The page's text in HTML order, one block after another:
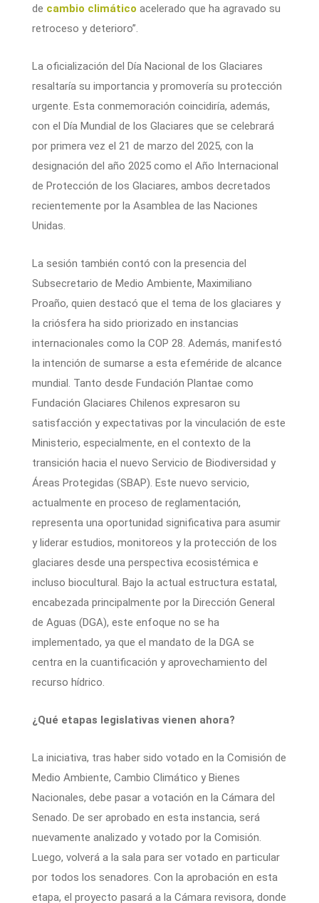
de cambio climático acelerado que ha agravado su
retroceso y deterioro”.
La oficialización del Día Nacional de los Glaciares
resaltaría su importancia y promovería su protección
urgente. Esta conmemoración coincidiría, además,
con el Día Mundial de los Glaciares que se celebrará
por primera vez el 21 de marzo del 2025, con la
designación del año 2025 como el Año Internacional
de Protección de los Glaciares, ambos decretados
recientemente por la Asamblea de las Naciones
Unidas.
La sesión también contó con la presencia del
Subsecretario de Medio Ambiente, Maximiliano
Proaño, quien destacó que el tema de los glaciares y
la criósfera ha sido priorizado en instancias
internacionales como la COP 28. Además, manifestó
la intención de sumarse a esta efeméride de alcance
mundial. Tanto desde Fundación Plantae como
Fundación Glaciares Chilenos expresaron su
satisfacción y expectativas por la vinculación de este
Ministerio, especialmente, en el contexto de la
transición hacia el nuevo Servicio de Biodiversidad y
Áreas Protegidas (SBAP). Este nuevo servicio,
actualmente en proceso de reglamentación,
representa una oportunidad significativa para asumir
y liderar estudios, monitoreos y la protección de los
glaciares desde una perspectiva ecosistémica e
incluso biocultural. Bajo la actual estructura estatal,
encabezada principalmente por la Dirección General
de Aguas (DGA), este enfoque no se ha
implementado, ya que el mandato de la DGA se
centra en la cuantificación y aprovechamiento del
recurso hídrico.
¿Qué etapas legislativas vienen ahora?
La iniciativa, tras haber sido votado en la Comisión de
Medio Ambiente, Cambio Climático y Bienes
Nacionales, debe pasar a votación en la Cámara del
Senado. De ser aprobado en esta instancia, será
nuevamente analizado y votado por la Comisión.
Luego, volverá a la sala para ser votado en particular
por todos los senadores. Con la aprobación en esta
etapa, el proyecto pasará a la Cámara revisora, donde